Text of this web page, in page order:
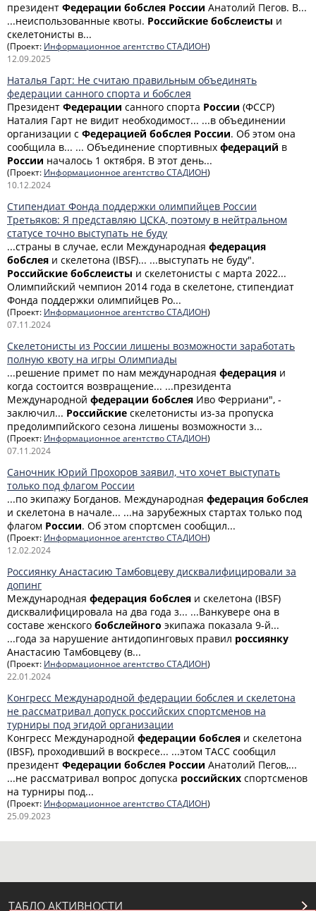
президент Федерации бобслея России Анатолий Пегов. В...
...неиспользованные квоты. Российские бобслеисты и
скелетонисты в...
(Проект: Информационное агентство СТАДИОН)
12.09.2025
Наталья Гарт: Не считаю правильным объединять
федерации санного спорта и бобслея
Президент Федерации санного спорта России (ФССР)
Наталия Гарт не видит необходимост... ...в объединении
организации с Федерацией бобслея России. Об этом она
сообщила в... ... Объединение спортивных федераций в
России началось 1 октября. В этот день...
(Проект: Информационное агентство СТАДИОН)
10.12.2024
Стипендиат Фонда поддержки олимпийцев России
Третьяков: Я представляю ЦСКА, поэтому в нейтральном
статусе точно выступать не буду
...страны в случае, если Международная федерация
бобслея и скелетона (IBSF)... ...выступать не буду".
Российские бобслеисты и скелетонисты с марта 2022...
Олимпийский чемпион 2014 года в скелетоне, стипендиат
Фонда поддержки олимпийцев Ро...
(Проект: Информационное агентство СТАДИОН)
07.11.2024
Скелетонисты из России лишены возможности заработать
полную квоту на игры Олимпиады
...решение примет по нам международная федерация и
когда состоится возвращение... ...президента
Международной федерации бобслея Иво Ферриани", -
заключил... Российские скелетонисты из-за пропуска
предолимпийского сезона лишены возможности з...
(Проект: Информационное агентство СТАДИОН)
07.11.2024
Саночник Юрий Прохоров заявил, что хочет выступать
только под флагом России
...по экипажу Богданов. Международная федерация бобслея
и скелетона в начале... ...на зарубежных стартах только под
флагом России. Об этом спортсмен сообщил...
(Проект: Информационное агентство СТАДИОН)
12.02.2024
Россиянку Анастасию Тамбовцеву дисквалифицировали за
допинг
Международная федерация бобслея и скелетона (IBSF)
дисквалифицировала на два года з... ...Ванкувере она в
составе женского бобслейного экипажа показала 9-й...
...года за нарушение антидопинговых правил россиянку
Анастасию Тамбовцеву (в...
(Проект: Информационное агентство СТАДИОН)
22.01.2024
Конгресс Международной федерации бобслея и скелетона
не рассматривал допуск российских спортсменов на
турниры под эгидой организации
Конгресс Международной федерации бобслея и скелетона
(IBSF), проходивший в воскресе... ...этом ТАСС сообщил
президент Федерации бобслея России Анатолий Пегов,...
...не рассматривал вопрос допуска российских спортсменов
на турниры под...
(Проект: Информационное агентство СТАДИОН)
25.09.2023
ТАБЛО АКТИВНОСТИ